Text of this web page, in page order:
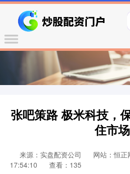
张吧策路 极米科技，
住市场
来源：实盘配资公司 网站：恒正
17:54:10
查看：135